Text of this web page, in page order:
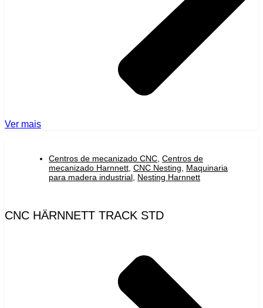
Ver mais
Centros de mecanizado CNC, Centros de
mecanizado Harnnett, CNC Nesting, Maquinaria
para madera industrial, Nesting Harnnett
CNC HÄRNNETT TRACK STD